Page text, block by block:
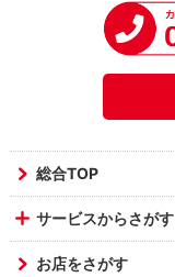
総合TOP
サービスからさがす
お店をさがす